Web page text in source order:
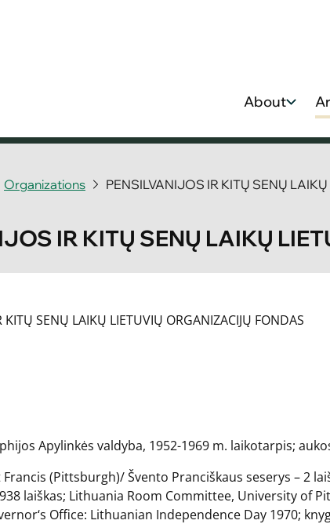
About
Organizations PENSILVANIJOS IR KITŲ SENŲ
IR KITŲ SENŲ LAIKŲ
KITŲ SENŲ LAIKŲ LIETUVIŲ ORGANIZACIJŲ FONDAS
Apylinkės valdyba, 1952-1969 m. laikotarpis;
Francis (Pittsburgh)/ Švento Pranciškaus seserys – 2
laiškas; Lithuania Room Committee, University of
Office: Lithuanian Independence Day 1970;